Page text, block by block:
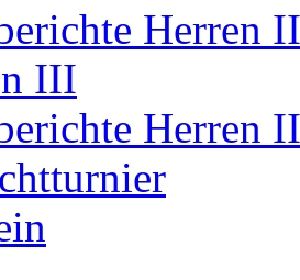
Herren II
III
Herren